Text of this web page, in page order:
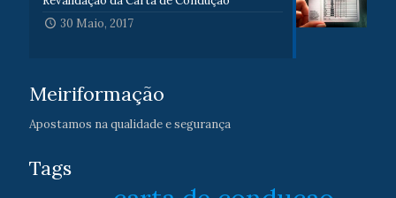
30 Maio, 2017
Meiriformação
Apostamos na qualidade e segurança
Tags